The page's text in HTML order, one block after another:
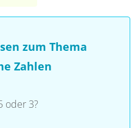
zum Thema
Zahlen
oder 3?